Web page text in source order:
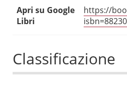
Apri su Google
Libri
https://
Classificazione